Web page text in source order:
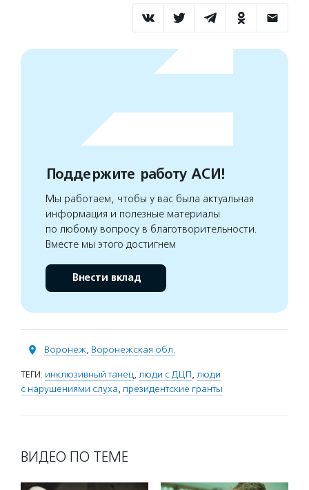
Поддержите работу АСИ!
Мы работаем, чтобы у вас была актуальная
информация и полезные материалы
по любому вопросу в благотворительности.
Вместе мы этого достигнем
Внести вклад
Воронеж, Воронежская обл.
ТЕГИ: инклюзивный танец, люди с ДЦП, люди
с нарушениями слуха, президентские гранты
ВИДЕО ПО ТЕМЕ